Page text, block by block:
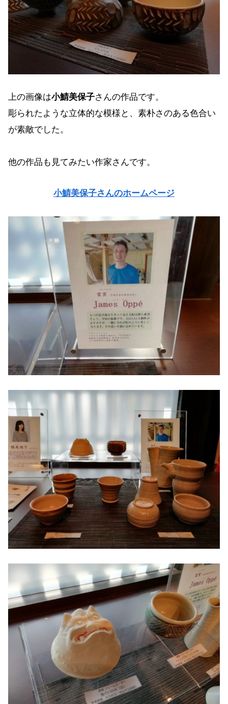
上の画像は小鯖美保子さんの作品です。
彫られたような立体的な模様と、素朴さのある色合い
が素敵でした。
他の作品も見てみたい作家さんです。
小鯖美保子さんのホームページ